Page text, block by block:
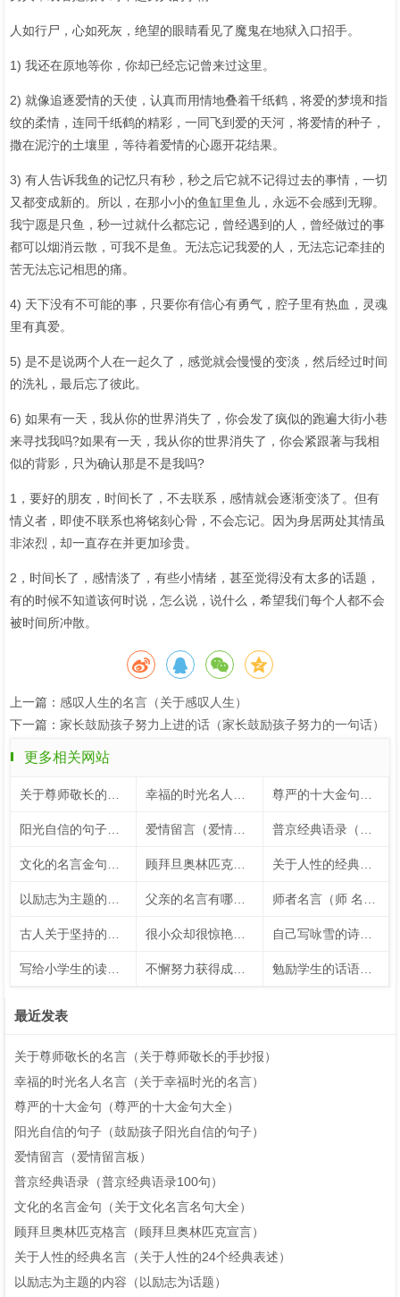
人如行尸，心如死灰，绝望的眼睛看见了魔鬼在地狱入口招手。
1) 我还在原地等你，你却已经忘记曾来过这里。
2) 就像追逐爱情的天使，认真而用情地叠着千纸鹤，将爱的梦境和指
纹的柔情，连同千纸鹤的精彩，一同飞到爱的天河，将爱情的种子，
撒在泥泞的土壤里，等待着爱情的心愿开花结果。
3) 有人告诉我鱼的记忆只有秒，秒之后它就不记得过去的事情，一切
又都变成新的。所以，在那小小的鱼缸里鱼儿，永远不会感到无聊。
我宁愿是只鱼，秒一过就什么都忘记，曾经遇到的人，曾经做过的事
都可以烟消云散，可我不是鱼。无法忘记我爱的人，无法忘记牵挂的
苦无法忘记相思的痛。
4) 天下没有不可能的事，只要你有信心有勇气，腔子里有热血，灵魂
里有真爱。
5) 是不是说两个人在一起久了，感觉就会慢慢的变淡，然后经过时间
的洗礼，最后忘了彼此。
6) 如果有一天，我从你的世界消失了，你会发了疯似的跑遍大街小巷
来寻找我吗?如果有一天，我从你的世界消失了，你会紧跟著与我相
似的背影，只为确认那是不是我吗?
1，要好的朋友，时间长了，不去联系，感情就会逐渐变淡了。但有
情义者，即使不联系也将铭刻心骨，不会忘记。因为身居两处其情虽
非浓烈，却一直存在并更加珍贵。
2，时间长了，感情淡了，有些小情绪，甚至觉得没有太多的话题，
有的时候不知道该何时说，怎么说，说什么，希望我们每个人都不会
被时间所冲散。
上一篇： 感叹人生的名言（关于感叹人生）
下一篇： 家长鼓励孩子努力上进的话（家长鼓励孩子努力的一句话）
更多相关网站
关于人性的经典名言（关于人性的24个经典表述）
自己写咏雪的诗句（自创咏雪的诗句大全）
勉励学生的话语（勉励学生的话语）
最近发表
关于尊师敬长的名言（关于尊师敬长的手抄报）
幸福的时光名人名言（关于幸福时光的名言）
尊严的十大金句（尊严的十大金句大全）
阳光自信的句子（鼓励孩子阳光自信的句子）
爱情留言（爱情留言板）
普京经典语录（普京经典语录100句）
文化的名言金句（关于文化名言名句大全）
顾拜旦奥林匹克格言（顾拜旦奥林匹克宣言）
关于人性的经典名言（关于人性的24个经典表述）
以励志为主题的内容（以励志为话题）